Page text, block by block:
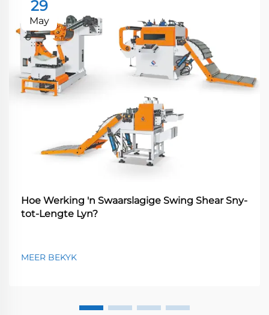
29
May
Hoe Werking 'n Swaarslagige Swing Shear Sny-
tot-Lengte Lyn?
MEER BEKYK